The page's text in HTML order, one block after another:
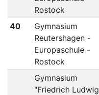
Rostock
40
Gymnasium
Reutershagen -
Europaschule -
Rostock
Gymnasium
"Friedrich Ludwig